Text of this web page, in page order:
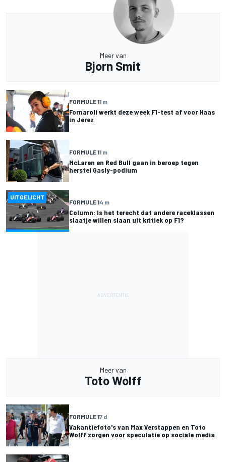
Meer van
Bjorn Smit
FORMULE 11 m
Fornaroli werkt deze week F1-test af voor Haas
in Jerez
FORMULE 11 m
McLaren en Red Bull gaan in beroep tegen
herstel Gasly-podium
UITGELICHT
FORMULE 14 m
Column: Is het terecht dat andere raceklassen
slaatje willen slaan uit kritiek op F1?
Meer van
Toto Wolff
FORMULE 17 d
Vakantiefoto's van Max Verstappen en Toto
Wolff zorgen voor speculatie op sociale media